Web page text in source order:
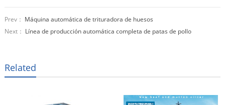
Prev： Máquina automática de trituradora de huesos
Next： Línea de producción automática completa de patas de pollo
Related